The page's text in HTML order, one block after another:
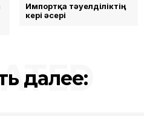
Импортқа тәуелділіктің
кері әсері
далее: